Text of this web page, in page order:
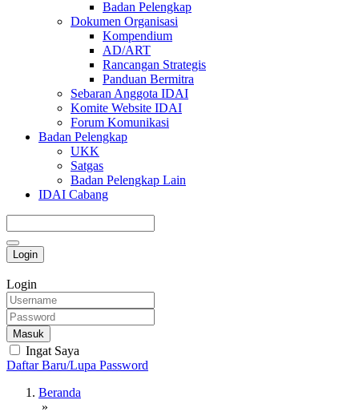
Badan Pelengkap
Dokumen Organisasi
Kompendium
AD/ART
Rancangan Strategis
Panduan Bermitra
Sebaran Anggota IDAI
Komite Website IDAI
Forum Komunikasi
Badan Pelengkap
UKK
Satgas
Badan Pelengkap Lain
IDAI Cabang
Login
Login
Masuk
Ingat Saya
Daftar Baru/Lupa Password
Beranda
»